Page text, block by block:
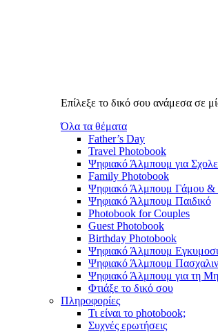
Επίλεξε το δικό σου ανάμεσα σε
Όλα τα θέματα
Father’s Day
Travel Photobook
Ψηφιακό Άλμπουμ για
Family Photobook
Ψηφιακό Άλμπουμ Γάμου &
Ψηφιακό Άλμπουμ Παιδικό
Photobook for Couples
Guest Photobook
Birthday Photobook
Ψηφιακό Άλμπουμ
Ψηφιακό Άλμπουμ
Ψηφιακό Άλμπουμ για τη
Φτιάξε το δικό σου
Πληροφορίες
Τι είναι το photobook;
Συχνές ερωτήσεις